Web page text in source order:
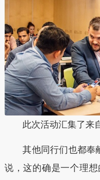
此次活动汇集了来自
其他同行们也都奉
说，这的确是一个理